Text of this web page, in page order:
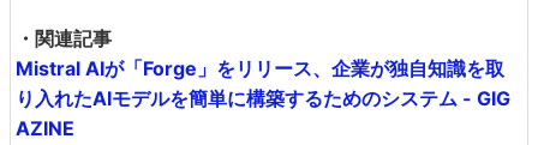
・関連記事
Mistral AIが「Forge」をリリース、企業が独自知識を取
り入れたAIモデルを簡単に構築するためのシステム - GIG
AZINE